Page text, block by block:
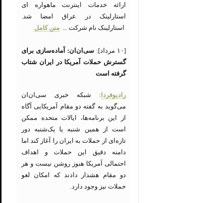
ارائه خدمات اینترنت ماهواره ای
استارلینک در عراق امضا شد.
استارلینک نام شرکت ... متن کامل
[۱۰ مرداد]:
سی‌ان‌ان: آماده‌سازی برای
گسترش حملات آمریکا در ایران شتاب
گرفته است
رادیوفردا: شبکه خبری سی‌ان‌ان
می‌گوید به گفته دو مقام آمریکایی آگاه
از این برنامه‌ها، ایالات متحده ممکن
است از همین شنبه یا یک‌شنبه دور
تازه‌ای از حملات به ایران را آغاز کند اما
دامنه دقیق این حملات و اهداف
احتمالی آمریکا هنوز روشن نیست و هر
دو مقام هشدار دادند که امکان لغو
حملات نیز وجود دارد.